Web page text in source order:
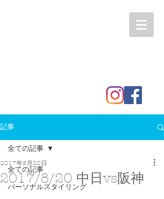
記事
全ての記事
パーソナルスタイリング
全ての記事
2017/8/20 中日vs阪神
2017年8月20日